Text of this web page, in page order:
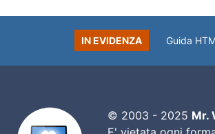
IN EVIDENZA Guida
© 2003 - 2025 Mr.